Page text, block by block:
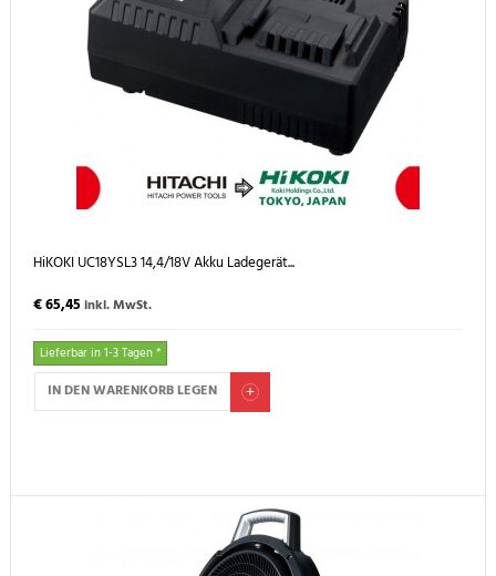
HiKOKI UC18YSL3 14,4/18V Akku Ladegerät...
€ 65,45 inkl. MwSt.
Lieferbar in 1-3 Tagen *
IN DEN WARENKORB LEGEN